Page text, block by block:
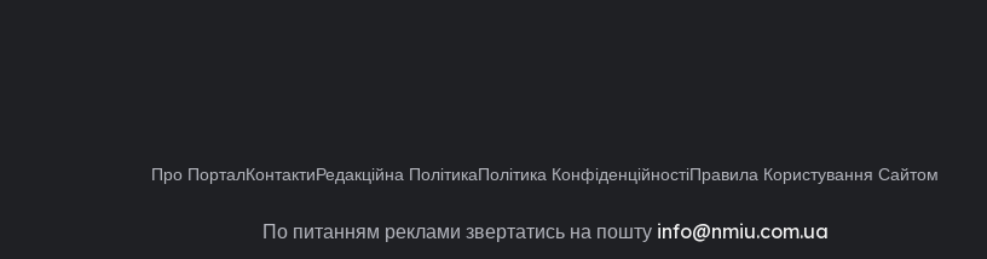
Про ПорталКонтактиРедакційна ПолітикаПолітика КонфіденційностіПравила Користування Сайтом
По питанням реклами звертатись на пошту info@nmiu.com.ua